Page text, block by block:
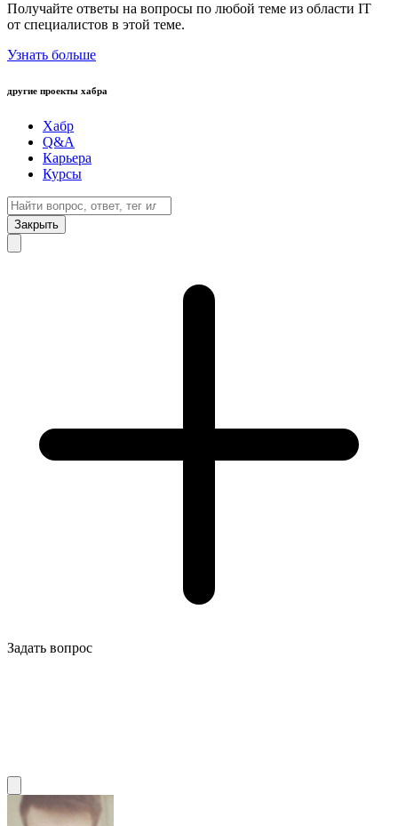
Получайте ответы на вопросы по любой теме из области IT
от специалистов в этой теме.
Узнать больше
другие проекты хабра
Хабр
Q&A
Карьера
Курсы
Закрыть
Задать вопрос